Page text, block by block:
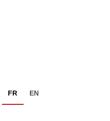
FR EN